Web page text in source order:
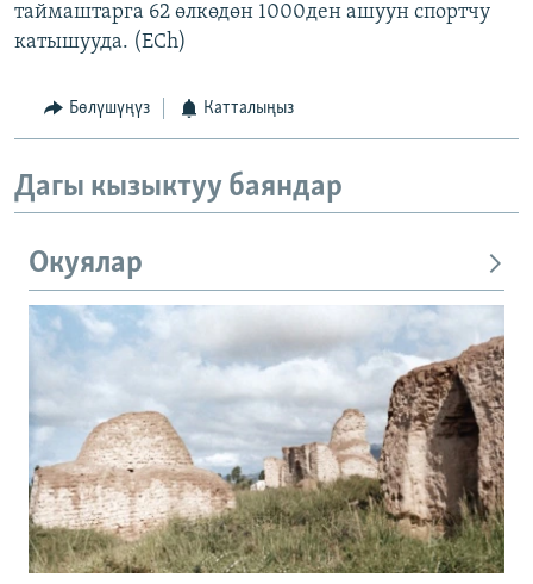
таймаштарга 62 өлкөдөн 1000ден ашуун спортчу
катышууда. (ECh)
Бөлүшүңүз Катталыңыз
Дагы кызыктуу баяндар
Окуялар